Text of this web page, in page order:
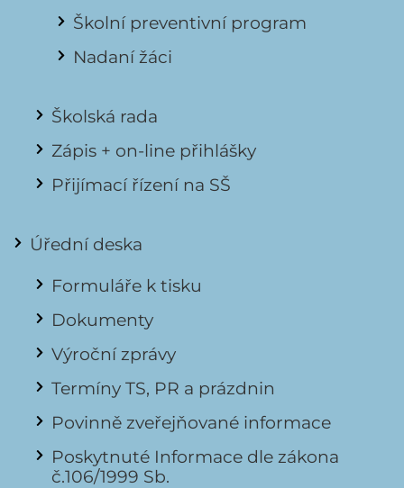
Školní preventivní program
Nadaní žáci
Školská rada
Zápis + on-line přihlášky
Přijímací řízení na SŠ
Úřední deska
Formuláře k tisku
Dokumenty
Výroční zprávy
Termíny TS, PR a prázdnin
Povinně zveřejňované informace
Poskytnuté Informace dle zákona
č.106/1999 Sb.